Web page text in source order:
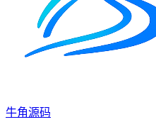
牛角源码